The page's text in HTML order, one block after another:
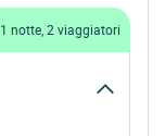
1 notte, 2 viaggiatori